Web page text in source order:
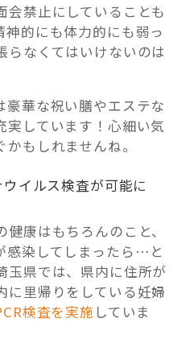
会禁止にしていることも
的にも体力的にも弱っ
らなくてはいけないのは
豪華な祝い膳やエステな
実しています！心細い気
もしれませんね。
イルス検査が可能に
康はもちろんのこと、
感染してしまったら…と
玉県では、県内に住所が
に里帰りをしている妊婦
検査を実施 していま